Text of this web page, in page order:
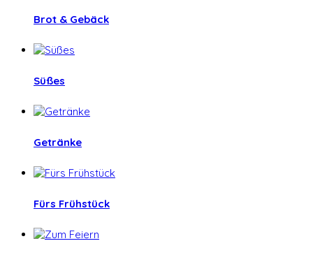
Brot & Gebäck
Süßes
Getränke
Fürs Frühstück